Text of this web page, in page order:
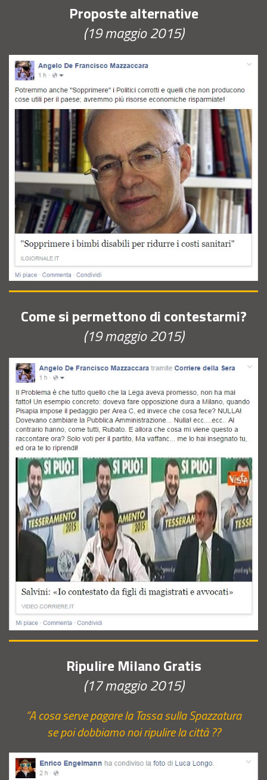
Proposte alternative
(19 maggio 2015)
Come si permettono di contestarmi?
(19 maggio 2015)
Ripulire Milano Gratis
(17 maggio 2015)
“A cosa serve pagare la Tassa sulla Spazzatura
se poi dobbiamo noi ripulire la città ??